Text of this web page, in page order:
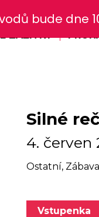
ZÁŽITKY
Silné
4. červen
Ostatní, Zábava
Vstupenka
bude dne